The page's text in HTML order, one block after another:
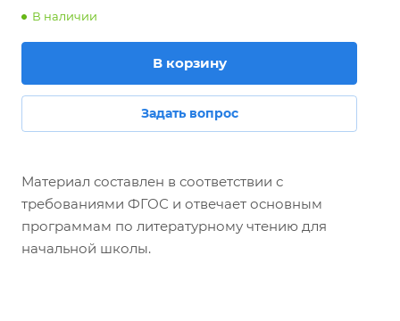
В наличии
В корзину
Задать вопрос
Материал составлен в соответствии с
требованиями ФГОС и отвечает основным
программам по литературному чтению для
начальной школы.